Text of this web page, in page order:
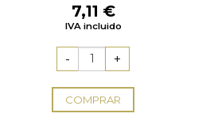
7,11 €
IVA incluido
COMPRAR